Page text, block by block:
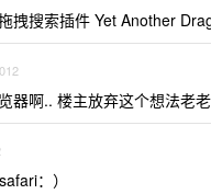
拽搜索插件 Yet Another
器啊.. 楼主放弃这个想法老
：）